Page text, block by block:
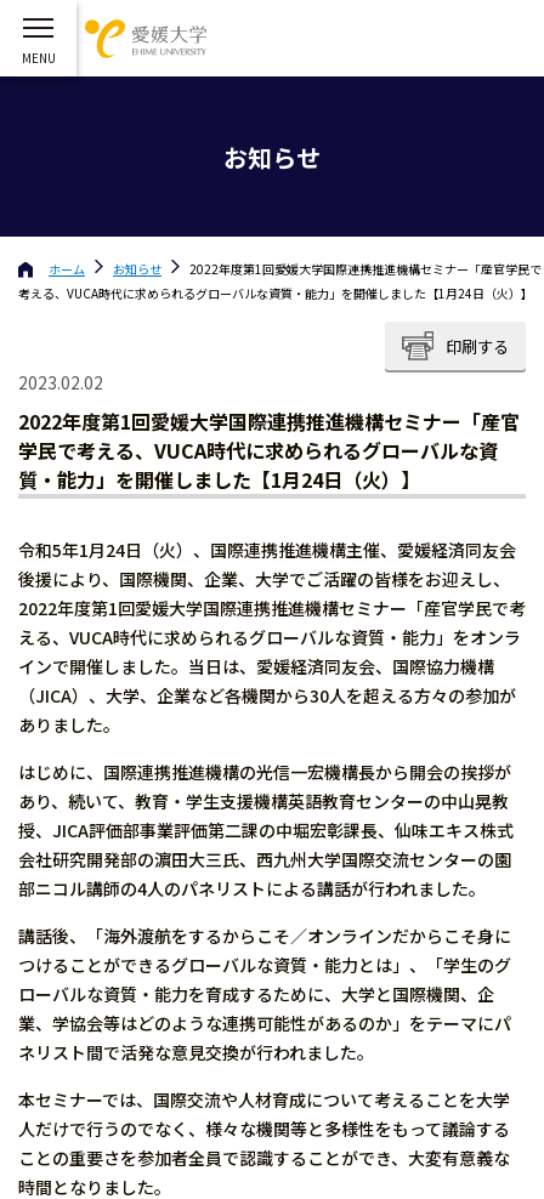
お知らせ
ホーム お知らせ
2022年度第1回愛媛大学国際連携推進機構セミナー「産官学民で
考える、VUCA時代に求められるグローバルな資質・能力」を開催しました【1月24日（火）】
印刷する
2023.02.02
2022年度第1回愛媛大学国際連携推進機構セミナー「産官
学民で考える、VUCA時代に求められるグローバルな資
質・能力」を開催しました【1月24日（火）】
令和5年1月24日（火）、国際連携推進機構主催、愛媛経済同友会
後援により、国際機関、企業、大学でご活躍の皆様をお迎えし、
2022年度第1回愛媛大学国際連携推進機構セミナー「産官学民で考
える、VUCA時代に求められるグローバルな資質・能力」をオンラ
インで開催しました。当日は、愛媛経済同友会、国際協力機構
（JICA）、大学、企業など各機関から30人を超える方々の参加が
ありました。
はじめに、国際連携推進機構の光信一宏機構長から開会の挨拶が
あり、続いて、教育・学生支援機構英語教育センターの中山晃教
授、JICA評価部事業評価第二課の中堀宏彰課長、仙味エキス株式
会社研究開発部の濵田大三氏、西九州大学国際交流センターの園
部ニコル講師の4人のパネリストによる講話が行われました。
講話後、「海外渡航をするからこそ／オンラインだからこそ身に
つけることができるグローバルな資質・能力とは」、「学生のグ
ローバルな資質・能力を育成するために、大学と国際機関、企
業、学協会等はどのような連携可能性があるのか」をテーマにパ
ネリスト間で活発な意見交換が行われました。
本セミナーでは、国際交流や人材育成について考えることを大学
人だけで行うのでなく、様々な機関等と多様性をもって議論する
ことの重要さを参加者全員で認識することができ、大変有意義な
時間となりました。